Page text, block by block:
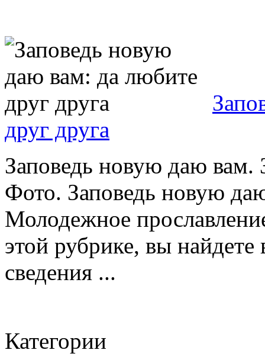
друг друга
Заповедь новую даю
Фото. Заповедь новую
Молодежное
этой рубрике, вы
сведения ...
Категории